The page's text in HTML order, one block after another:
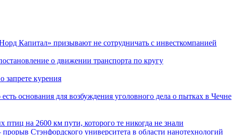
Капитал» призывают не сотрудничать с инвесткомпанией
о движении транспорта по кругу
запрете курения
основания для возбуждения уголовного дела о пытках в Чечне
птиц на 2600 км пути, которого те никогда не знали
Стэнфордского университета в области нанотехнологий